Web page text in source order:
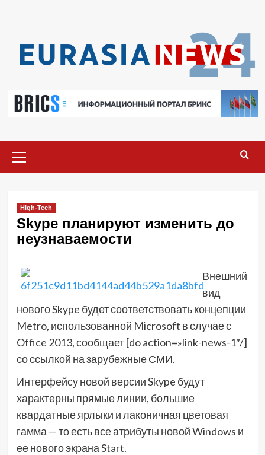
меню
High-Tech
Skype планируют изменить до
неузнаваемости
Внешний
вид
нового Skype будет соответствовать концепции
Metro, использованной Microsoft в случае с
Office 2013, сообщает [do action=»link-news-1″/]
со ссылкой на зарубежные СМИ.
Интерфейсу новой версии Skype будут
характерны прямые линии, большие
квардатные ярлыки и лаконичная цветовая
гамма — то есть все атрибуты новой Windows и
ее нового экрана Start.